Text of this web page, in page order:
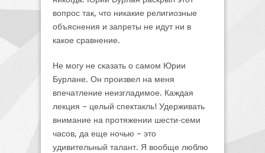
вопрос так, что никакие религиозные
объяснения и запреты не идут ни в
какое сравнение.
Не могу не сказать о самом Юрии
Бурлане. Он произвел на меня
впечатление неизгладимое. Каждая
лекция – целый спектакль! Удерживать
внимание на протяжении шести-семи
часов, да еще ночью – это
удивительный талант. Я вообще люблю